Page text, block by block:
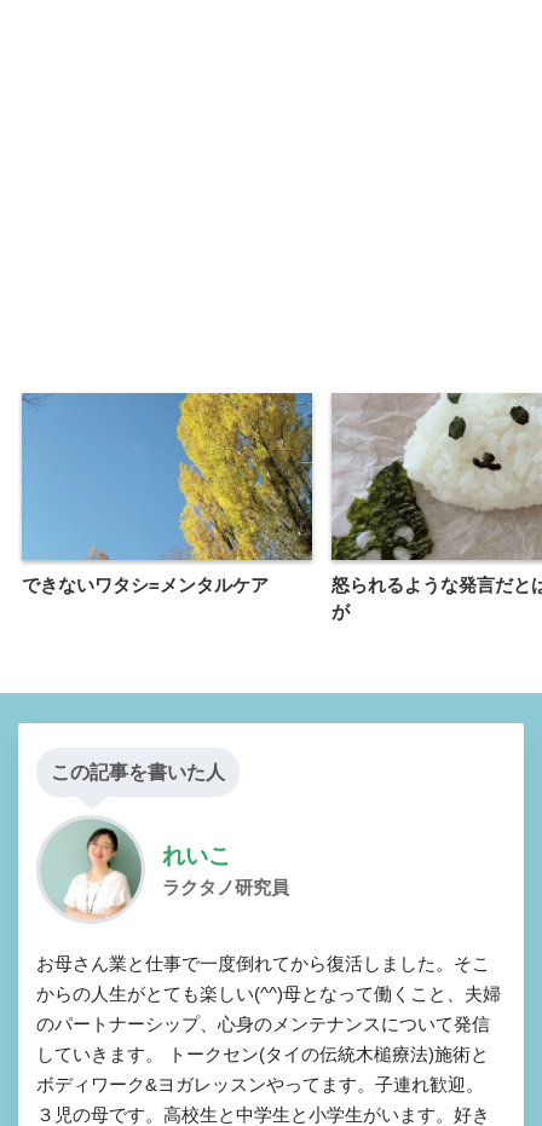
できないワタシ=メンタルケア
怒られるような発言だと
が
この記事を書いた人
れいこ
ラクタノ研究員
お母さん業と仕事で一度倒れてから復活しました。そこ
からの人生がとても楽しい(^^)母となって働くこと、夫婦
のパートナーシップ、心身のメンテナンスについて発信
していきます。 トークセン(タイの伝統木槌療法)施術と
ボディワーク&ヨガレッスンやってます。子連れ歓迎。
３児の母です。高校生と中学生と小学生がいます。好き